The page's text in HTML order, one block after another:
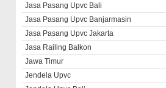
Jasa Pasang Upvc Bali
Jasa Pasang Upvc Banjarmasin
Jasa Pasang Upvc Jakarta
Jasa Railing Balkon
Jawa Timur
Jendela Upvc